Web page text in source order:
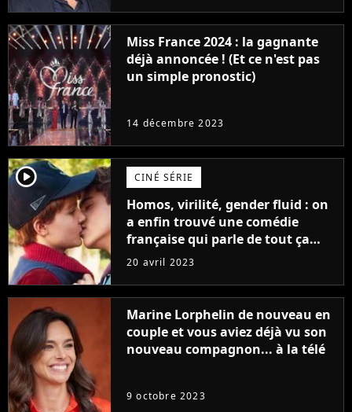
Miss France 2024 : la gagnante
déjà annoncée ! (Et ce n'est pas
un simple pronostic)
14 décembre 2023
player2 CINÉ SÉRIE
Homos, virilité, gender fluid : on
a enfin trouvé une comédie
française qui parle de tout ça
sans être super ringarde
20 avril 2023
Marine Lorphelin de nouveau en
couple et vous aviez déjà vu son
nouveau compagnon... à la télé
9 octobre 2023